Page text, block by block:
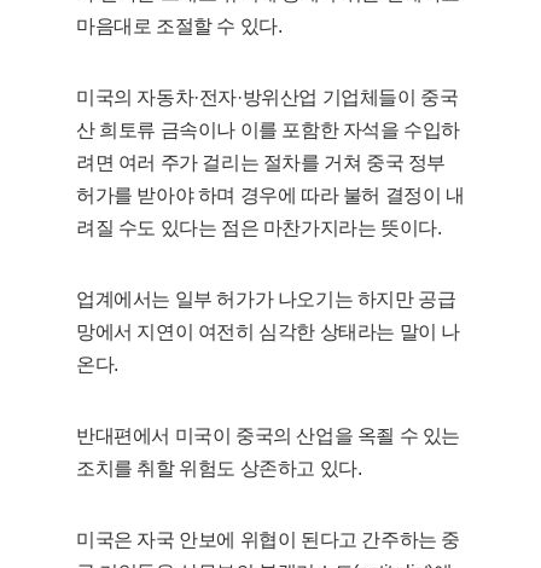
마음대로 조절할 수 있다.
미국의 자동차·전자·방위산업 기업체들이 중국
산 희토류 금속이나 이를 포함한 자석을 수입하
려면 여러 주가 걸리는 절차를 거쳐 중국 정부
허가를 받아야 하며 경우에 따라 불허 결정이 내
려질 수도 있다는 점은 마찬가지라는 뜻이다.
업계에서는 일부 허가가 나오기는 하지만 공급
망에서 지연이 여전히 심각한 상태라는 말이 나
온다.
반대편에서 미국이 중국의 산업을 옥죌 수 있는
조치를 취할 위험도 상존하고 있다.
미국은 자국 안보에 위협이 된다고 간주하는 중